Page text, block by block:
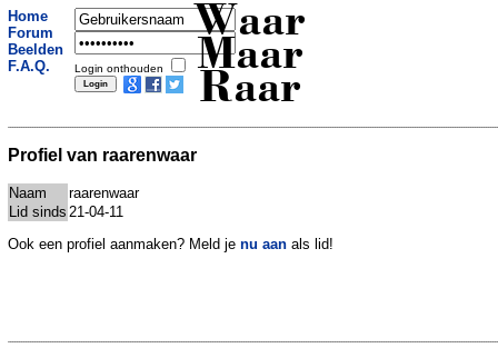
Home
Forum
Beelden
F.A.Q.
Login onthouden
Waar
Maar
Raar
Profiel van raarenwaar
Naam
raarenwaar
Lid sinds 21-04-11
Ook een profiel aanmaken? Meld je nu aan als lid!